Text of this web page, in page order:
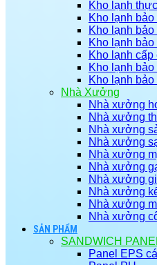
Kho lạnh
Kho lạnh
Kho lạnh
Kho lạnh
Kho lạnh cấp
Kho lạnh
Kho lạnh
Nhà Xưởng
Nhà xưởng
Nhà xưởng
Nhà xưởng
Nhà xưởng
Nhà xưởng
Nhà xưởng
Nhà xưởng
Nhà xưởng
Nhà xưởng
Nhà xưởng
SẢN PHẨM
SANDWICH
Panel EPS